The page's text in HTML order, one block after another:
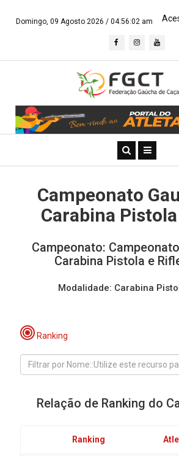
Domingo, 09 Agosto 2026 / 04:56:03 am
Campeonato
Carabina
Campeonato:
Carabina Pistola e
Modalidade: Carabina
Ranking
Relação de Ranking do
Ranking